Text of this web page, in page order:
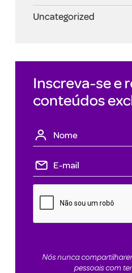
Uncategorized
Inscreva-se e
conteúdos
Nós nunca
pessoais com